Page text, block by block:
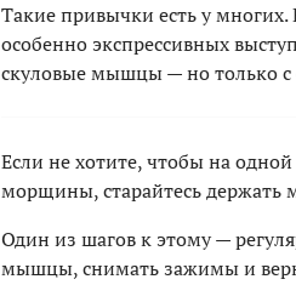
Такие привычки есть у
особенно экспрессивных
скуловые мышцы — но только
Если не хотите, чтобы на
морщины, старайтесь держать
Один из шагов к этому —
мышцы, снимать зажимы и